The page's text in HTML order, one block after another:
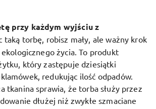
przy każdym wyjściu z
taką torbę, robisz mały, ale ważny krok
życia. To produkt
który zastępuje dziesiątki
redukując ilość odpadów.
tkanina sprawia, że torba służy przez
dłużej niż zwykłe szmaciane